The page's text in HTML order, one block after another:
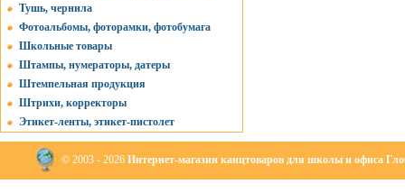
Тушь, чернила
Фотоальбомы, фоторамки, фотобумага
Школьные товары
Штампы, нумераторы, датеры
Штемпельная продукция
Штрихи, корректоры
Этикет-ленты, этикет-пистолет
© 2003 - 2026 Интернет-магазин канцтоваров для школы и офиса